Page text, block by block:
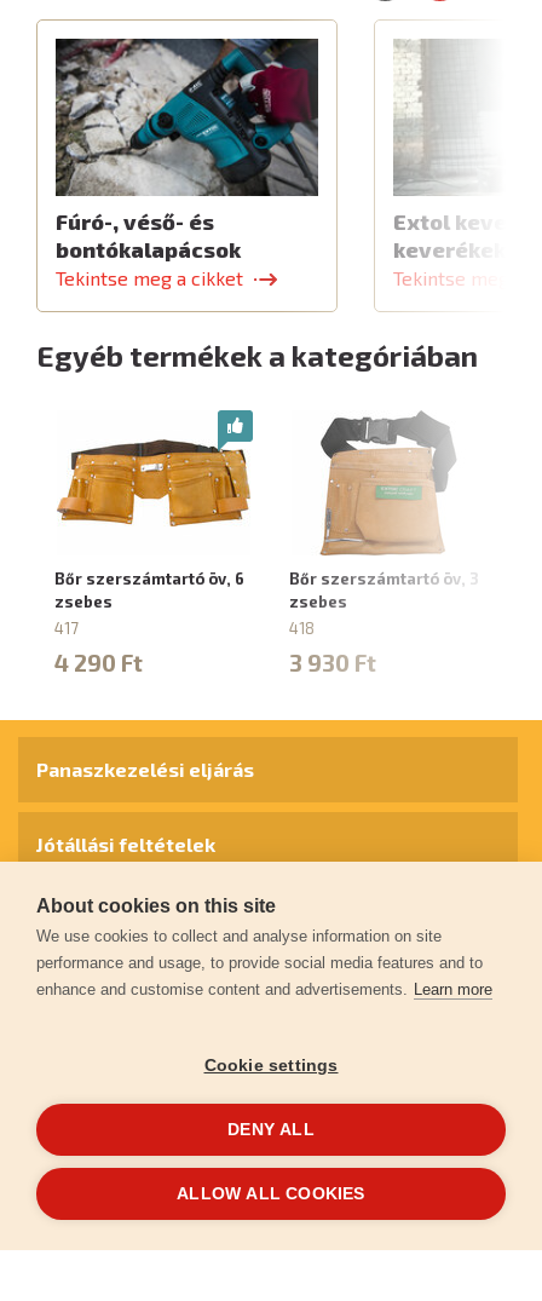
Fúró-, véső- és
bontókalapácsok
Tekintse meg a cikket
Extol
Tekintse meg a
Egyéb termékek a kategóriában
Bőr szerszámtartó öv, 6
zsebes
417
4 290 Ft
Bőr szerszámtartó öv, 3
zsebes
418
3 930 Ft
© 2026extol.hu- Minden jog fenntartva
Panaszkezelési eljárás
Jótállási feltételek
Személyes adatok védelme
Kapcsolat
Garancia regisztráció
LétrehoztaFEO
About cookies on this site
We use cookies to collect and analyse information on site
performance and usage, to provide social media features and to
enhance and customise content and advertisements. Learn more
Cookie settings
DENY ALL
ALLOW ALL COOKIES